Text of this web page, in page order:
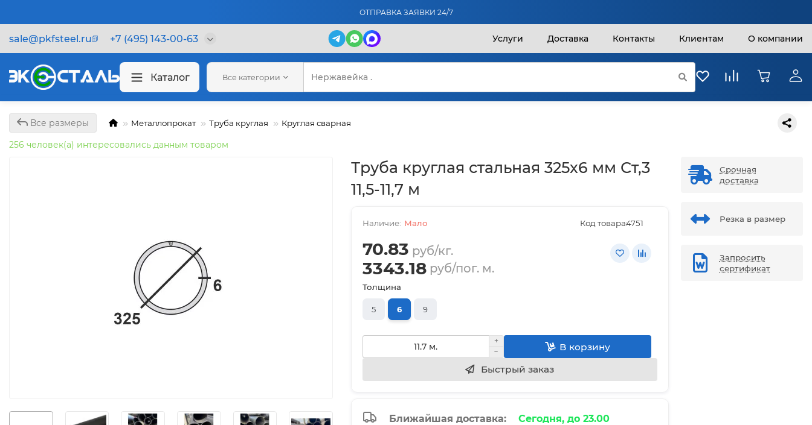
ОТПРАВКА ЗАЯВКИ 24/7
sale@pkfsteel.ru +7 (495) 143-00-63 Услуги Доставка Контакты Клиентам О компании
Каталог Все категории
Все размеры Металлопрокат Труба круглая Круглая сварная
256 человек(а) интересовались данным товаром
Труба круглая стальная 325х6 мм Ст,3
11,5-11,7 м
Мало Код товара:4751
70.83 руб/кг.
3343.18 руб/пог. м.
Толщина
5 6 9
В корзину
Быстрый заказ
Ближайшая доставка: Сегодня, до 23.00
Срочная
доставка
Резка в размер
Запросить
сертификат